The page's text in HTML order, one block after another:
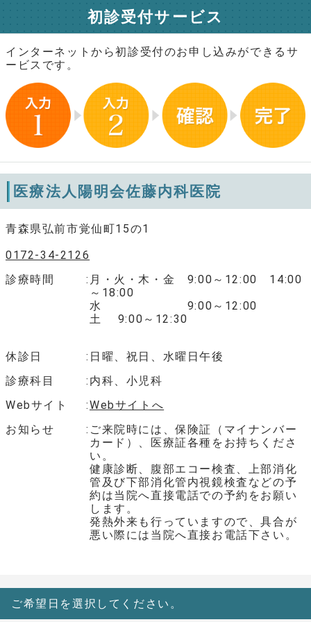
初診受付サービス
インターネットから初診受付のお申し込みができるサ
ービスです。
医療法人陽明会佐藤内科医院
青森県弘前市覚仙町15の1
0172-34-2126
診療時間
月・火・木・金 9:00～12:00 14:00
～18:00
水 9:00～12:00
土 9:00～12:30
休診日
日曜、祝日、水曜日午後
診療科目
内科、小児科
Webサイト
Webサイトへ
お知らせ
ご来院時には、保険証（マイナンバー
カード）、医療証各種をお持ちくださ
い。
健康診断、腹部エコー検査、上部消化
管及び下部消化管内視鏡検査などの予
約は当院へ直接電話での予約をお願い
します。
発熱外来も行っていますので、具合が
悪い際には当院へ直接お電話下さい。
ご希望日を選択してください。